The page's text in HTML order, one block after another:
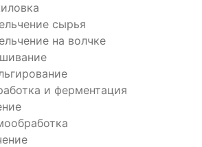
сырья
на волчке
и ферментация